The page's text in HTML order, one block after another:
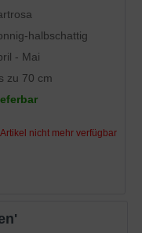
halbschattig
- Mai
zu 70 cm
Artikel nicht mehr verfügbar